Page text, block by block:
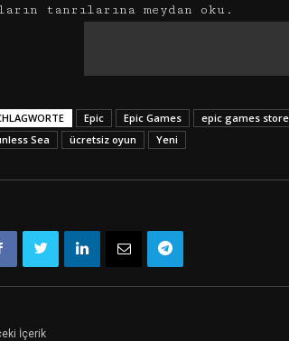
tanrılarına meydan oku.
Epic Epic Games epic games store
Sea
ücretsiz oyun Yeni
İçerik